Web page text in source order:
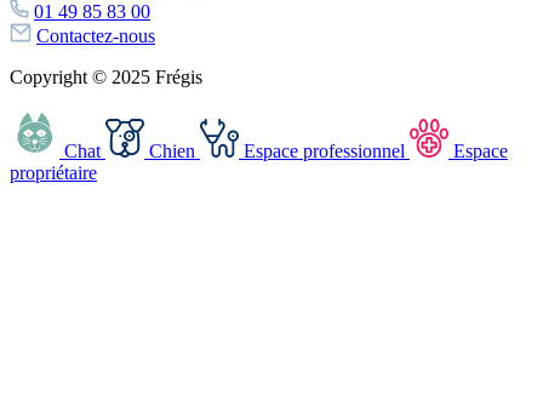
01 49 85 83 00
Contactez-nous
Copyright © 2025 Frégis
Chat Chien Espace professionnel
Espace
propriétaire